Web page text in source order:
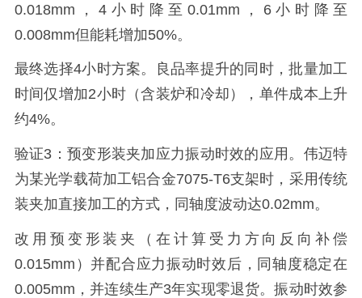
0.018mm，4小时降至0.01mm，6小时降至
0.008mm但能耗增加50%。
最终选择4小时方案。良品率提升的同时，批量加工
时间仅增加2小时（含装炉和冷却），单件成本上升
约4%。
验证3：预变形装夹加应力振动时效的应用。伟迈特
为某光学载荷加工铝合金7075-T6支架时，采用传统
装夹加直接加工的方式，同轴度波动达0.02mm。
改用预变形装夹（在计算受力方向反向补偿
0.015mm）并配合应力振动时效后，同轴度稳定在
0.005mm，并连续生产3年实现零退货。振动时效参